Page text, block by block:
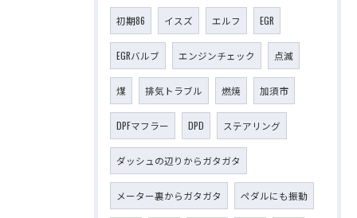
初期86 イスズ エルフ EGR
EGRバルブ エンジンチェック 点滅
煤 排気トラブル 燃焼 加須市
DPFマフラー DPD ステアリング
ダッシュの辺りからガタガタ
メーター裏からガタガタ ペダルにも振動